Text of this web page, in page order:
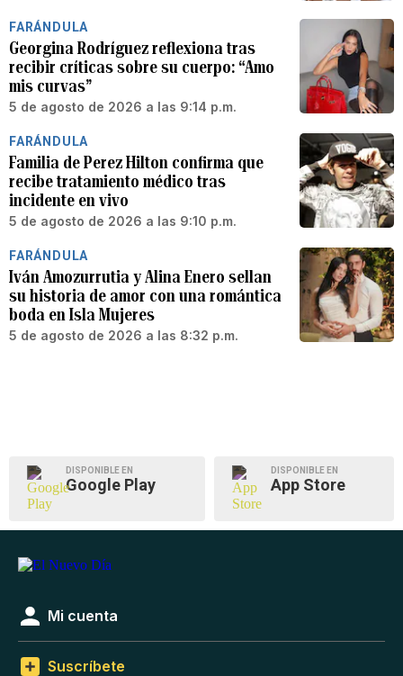
FARÁNDULA
Georgina Rodríguez reflexiona tras
recibir críticas sobre su cuerpo: “Amo
mis curvas”
5 de agosto de 2026 a las 9:14 p.m.
FARÁNDULA
Familia de Perez Hilton confirma que
recibe tratamiento médico tras
incidente en vivo
5 de agosto de 2026 a las 9:10 p.m.
FARÁNDULA
Iván Amozurrutia y Alina Enero sellan
su historia de amor con una romántica
boda en Isla Mujeres
5 de agosto de 2026 a las 8:32 p.m.
DISPONIBLE EN
Google Play
DISPONIBLE EN
App Store
Mi cuenta
Suscríbete